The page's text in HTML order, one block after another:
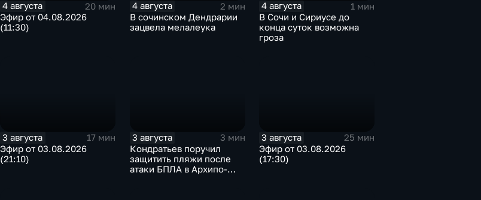
4 августа
20 мин
Эфир от 04.08.2026
(11:30)
4 августа
2 мин
В сочинском Дендрарии
зацвела мелалеука
4 августа
1 мин
В Сочи и Сириусе до
конца суток возможна
гроза
3 августа
17 мин
Эфир от 03.08.2026
(21:10)
3 августа
3 мин
Кондратьев поручил
защитить пляжи после
атаки БПЛА в Архипо-
3 августа
25 мин
Эфир от 03.08.2026
(17:30)